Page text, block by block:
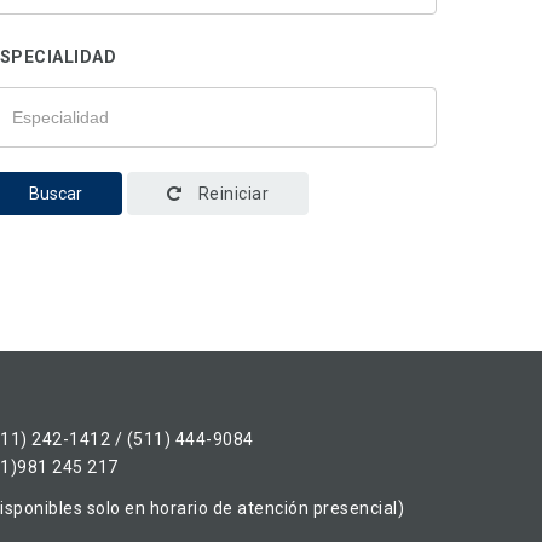
Buscar Reiniciar
242-1412 / (511) 444-9084
245 217
solo en horario de atención presencial)